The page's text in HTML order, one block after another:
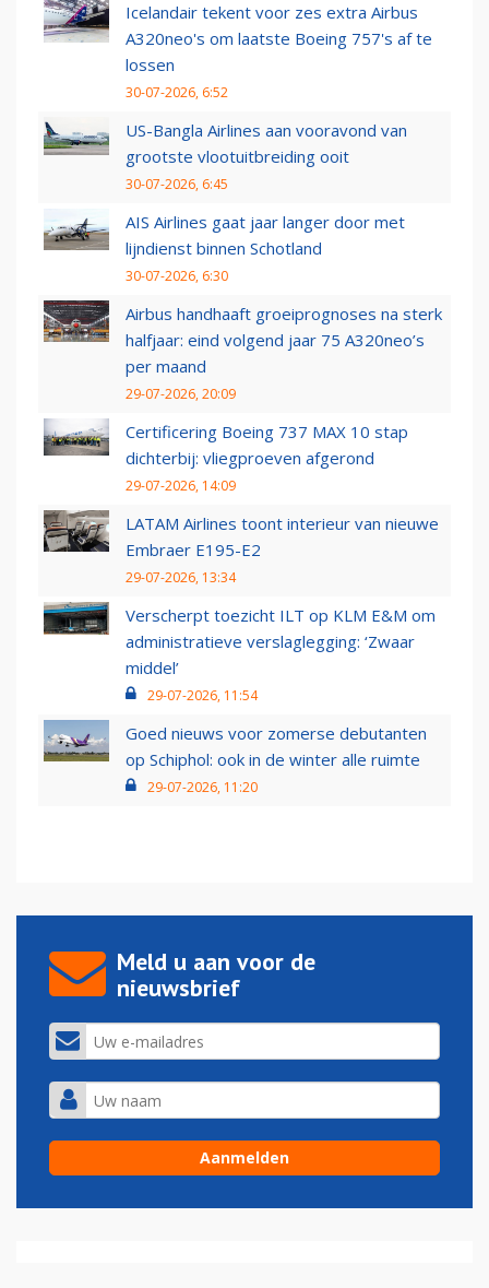
Icelandair tekent voor zes extra Airbus
A320neo's om laatste Boeing 757's af te
lossen
30-07-2026, 6:52
US-Bangla Airlines aan vooravond van
grootste vlootuitbreiding ooit
30-07-2026, 6:45
AIS Airlines gaat jaar langer door met
lijndienst binnen Schotland
30-07-2026, 6:30
Airbus handhaaft groeiprognoses na sterk
halfjaar: eind volgend jaar 75 A320neo’s
per maand
29-07-2026, 20:09
Certificering Boeing 737 MAX 10 stap
dichterbij: vliegproeven afgerond
29-07-2026, 14:09
LATAM Airlines toont interieur van nieuwe
Embraer E195-E2
29-07-2026, 13:34
Verscherpt toezicht ILT op KLM E&M om
administratieve verslaglegging: ‘Zwaar
middel’
29-07-2026, 11:54
Goed nieuws voor zomerse debutanten
op Schiphol: ook in de winter alle ruimte
29-07-2026, 11:20
Meld u aan voor de
nieuwsbrief